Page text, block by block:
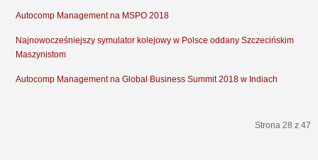
Autocomp Management na MSPO 2018
Najnowocześniejszy symulator kolejowy w Polsce oddany Szczecińskim
Maszynistom
Autocomp Management na Global Business Summit 2018 w Indiach
Strona 28 z 47